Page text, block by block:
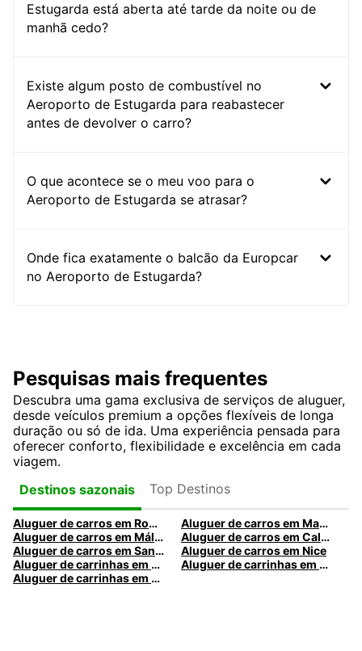
Estugarda está aberta até tarde da noite ou de
manhã cedo?
Existe algum posto de combustível no
Aeroporto de Estugarda para reabastecer
antes de devolver o carro?
O que acontece se o meu voo para o
Aeroporto de Estugarda se atrasar?
Onde fica exatamente o balcão da Europcar
no Aeroporto de Estugarda?
Pesquisas mais frequentes
Descubra uma gama exclusiva de serviços de aluguer,
desde veículos premium a opções flexíveis de longa
duração ou só de ida. Uma experiência pensada para
oferecer conforto, flexibilidade e excelência em cada
viagem.
Destinos sazonais
Top Destinos
Aluguer de carros em Roma
Aluguer de carros em Madrid
Aluguer de carros em Málaga
Aluguer de carros em Caldas da Rainha
Aluguer de carros em Santa Maria da Feira
Aluguer de carros em Nice
Aluguer de carrinhas em Nice
Aluguer de carrinhas em Santa Maria da Feira
Aluguer de carrinhas em Caldas da Rainha